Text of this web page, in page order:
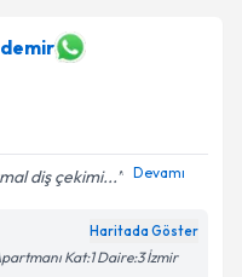
diş çekimi... Devamı
Haritada Göster
Kat:1 Daire:3 İzmir